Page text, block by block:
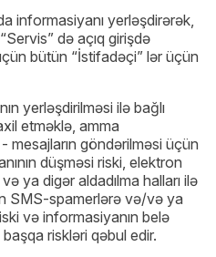
informasiyanı yerləşdirərək,
də açıq girişdə
bütün “İstifadəçi” lər üçün
yerləşdirilməsi ilə bağlı
etməklə, amma
mesajların göndərilməsi üçün
düşməsi riski, elektron
ya digər aldadılma halları ilə
SMS-spamerlərə və/və ya
və informasiyanın belə
riskləri qəbul edir.